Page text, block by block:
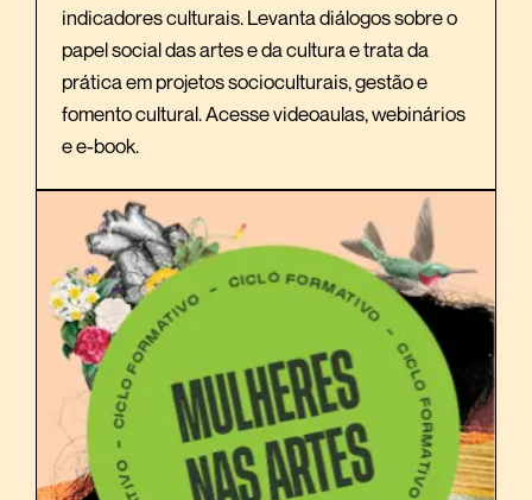
indicadores culturais. Levanta diálogos sobre o
papel social das artes e da cultura e trata da
prática em projetos socioculturais, gestão e
fomento cultural. Acesse videoaulas, webinários
e e-book.